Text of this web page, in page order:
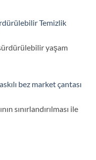
Temizlik
yaşam
bez market çantası
sınırlandırılması ile